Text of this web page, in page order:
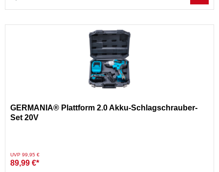
GERMANIA® Plattform 2.0 Akku-Schlagschrauber-
Set 20V
Preis reduziert von
UVP 99,95 €auf
89,99 €*